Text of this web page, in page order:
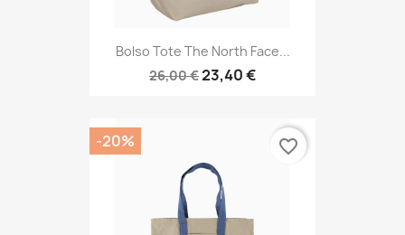
Bolso Tote The North Face...
26,00 €23,40 €
-20% favorite_border